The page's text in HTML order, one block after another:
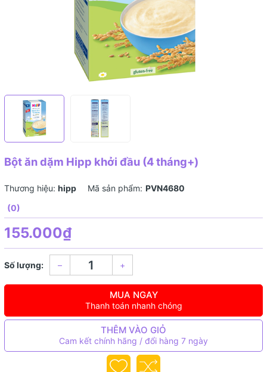
Bột ăn dặm Hipp khởi đầu (4 tháng+)
Thương hiệu: hipp Mã sản phẩm: PVN4680
(0)
155.000₫
Số lượng: – +
MUA NGAY
Thanh toán nhanh chóng
THÊM VÀO GIỎ
Cam kết chính hãng / đổi hàng 7 ngày